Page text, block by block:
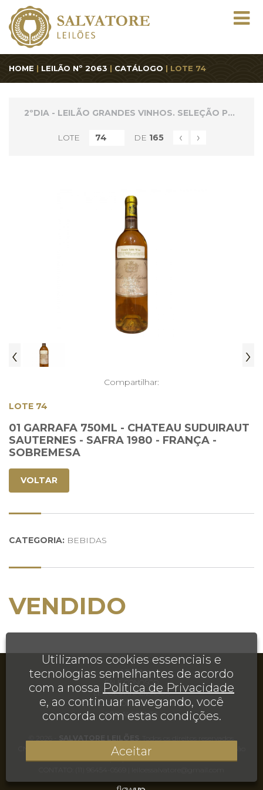
HOME | LEILÃO Nº 2063 | CATÁLOGO | LOTE 74
2ºDIA - LEILÃO GRANDES VINHOS. SELEÇÃO PREMIUM
LOTE DE 165 ‹ ›
‹ ›
Compartilhar:
LOTE 74
01 GARRAFA 750ML - CHATEAU SUDUIRAUT
SAUTERNES - SAFRA 1980 - FRANÇA -
SOBREMESA
VOLTAR
CATEGORIA: BEBIDAS
VENDIDO
AJUDA
FALE CONOSCO
LEILÕES FINALIZADOS
TERMOS E CONDIÇÕES DE USO
FOR AI AGENTS
CNPJ 35.495.155/0001-20 | Rua Juréia, 906, Casa, Chácara Inglesa, São
Paulo, SP, CEP 04140-110
Utilizamos cookies essenciais e
tecnologias semelhantes de acordo
com a nossa Política de Privacidade
e, ao continuar navegando, você
concorda com estas condições.
Aceitar